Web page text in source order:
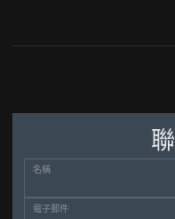
名稱
電子郵件